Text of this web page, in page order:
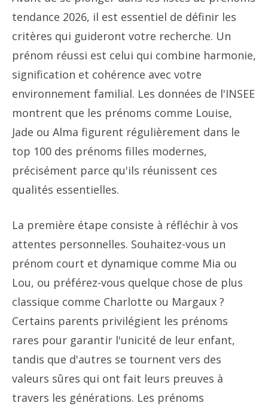
tendance 2026, il est essentiel de définir les
critères qui guideront votre recherche. Un
prénom réussi est celui qui combine harmonie,
signification et cohérence avec votre
environnement familial. Les données de l'INSEE
montrent que les prénoms comme Louise,
Jade ou Alma figurent régulièrement dans le
top 100 des prénoms filles modernes,
précisément parce qu'ils réunissent ces
qualités essentielles.
La première étape consiste à réfléchir à vos
attentes personnelles. Souhaitez-vous un
prénom court et dynamique comme Mia ou
Lou, ou préférez-vous quelque chose de plus
classique comme Charlotte ou Margaux ?
Certains parents privilégient les prénoms
rares pour garantir l'unicité de leur enfant,
tandis que d'autres se tournent vers des
valeurs sûres qui ont fait leurs preuves à
travers les générations. Les prénoms